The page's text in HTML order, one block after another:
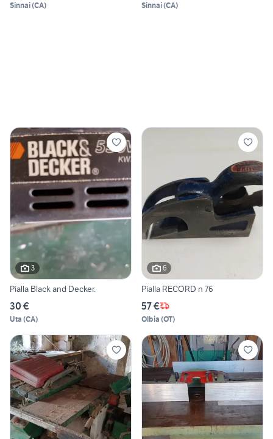
Sinnai(CA) Sinnai(CA)
3
Pialla Black and Decker.
30 €
Uta (CA)
6
Pialla RECORD n 76
57 €
Olbia (OT)